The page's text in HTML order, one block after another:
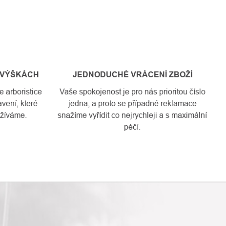
arboristice
které
JEDNODUCHÉ VRÁCENÍ ZBOŽÍ
Vaše spokojenost je pro nás prioritou číslo
jedna, a proto se případné reklamace
snažíme vyřídit co nejrychleji a s maximální
péčí.